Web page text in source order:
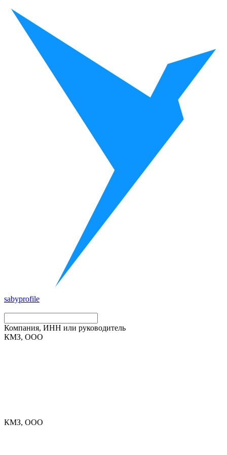
sabyprofile
Компания, ИНН или руководитель
КМЗ, ООО
КМЗ, ООО